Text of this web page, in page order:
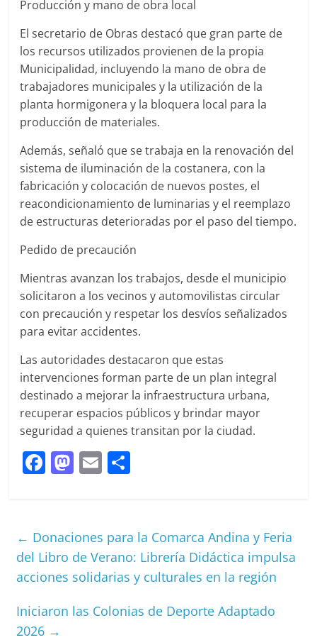
Producción y mano de obra local
El secretario de Obras destacó que gran parte de
los recursos utilizados provienen de la propia
Municipalidad, incluyendo la mano de obra de
trabajadores municipales y la utilización de la
planta hormigonera y la bloquera local para la
producción de materiales.
Además, señaló que se trabaja en la renovación del
sistema de iluminación de la costanera, con la
fabricación y colocación de nuevos postes, el
reacondicionamiento de luminarias y el reemplazo
de estructuras deterioradas por el paso del tiempo.
Pedido de precaución
Mientras avanzan los trabajos, desde el municipio
solicitaron a los vecinos y automovilistas circular
con precaución y respetar los desvíos señalizados
para evitar accidentes.
Las autoridades destacaron que estas
intervenciones forman parte de un plan integral
destinado a mejorar la infraestructura urbana,
recuperar espacios públicos y brindar mayor
seguridad a quienes transitan por la ciudad.
F
e
b
o
k
M
o
d
o
n
E
l e
← Donaciones para la Comarca Andina y Feria
del Libro de Verano: Librería Didáctica impulsa
acciones solidarias y culturales en la región
Iniciaron las Colonias de Deporte Adaptado
2026 →